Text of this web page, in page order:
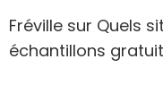
Fréville sur Quels
échantillons